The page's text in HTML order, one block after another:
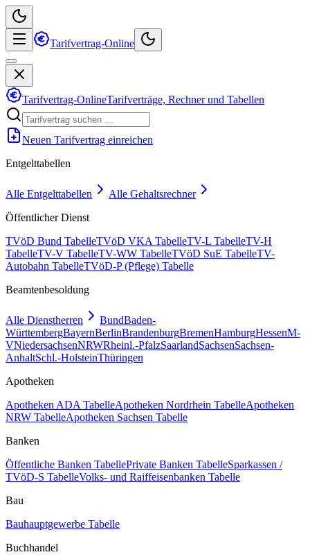
Tarifvertrag-Online
Tarifvertrag-OnlineTarifverträge, Rechner und Tabellen
Neuen Tarifvertrag einreichen
Entgelttabellen
Alle Entgelttabellen
Alle Gehaltsrechner
Öffentlicher Dienst
TVöD Bund TabelleTVöD VKA TabelleTV-L TabelleTV-H
TabelleTV-V TabelleTV-WW TabelleTVöD SuE TabelleTV-
Autobahn TabelleTVöD-P (Pflege) Tabelle
Beamtenbesoldung
Alle Dienstherren BundBaden-
WürttembergBayernBerlinBrandenburgBremenHamburgHessenM-
VNiedersachsenNRWRheinl.-PfalzSaarlandSachsenSachsen-
AnhaltSchl.-HolsteinThüringen
Apotheken
Apotheken ADA TabelleApotheken Nordrhein TabelleApotheken
NRW TabelleApotheken Sachsen Tabelle
Banken
Öffentliche Banken TabellePrivate Banken TabelleSparkassen /
TVöD-S TabelleVolks- und Raiffeisenbanken Tabelle
Bau
Bauhauptgewerbe Tabelle
Buchhandel